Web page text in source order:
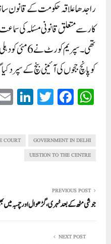
راجدھا علاقہ حکومت کے قانون
کار سے متعلق قانونی مسئلہ کی
تھی۔ سپریم
کو پانچ ججوں کی آئینی بنچ کے سپرد کیا
W
ha
A
pp
Fa
ce
ok
T
wi
r
Li
nk
In GOVERNMENT IN DELHI
COURT
UESTION TO THE CENTRE
PREVIOUS POST
جوشی مٹھ کے بعد ٹہری، گڑھوال اور چمبہ میں
NEXT POST